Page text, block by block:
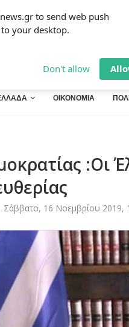
to send web push
your desktop.
Don't allow
ΟΙΚΟΝΟΜΙΑ
:Οι
Σάββατο, 16 Νοεμβρίου 2019,